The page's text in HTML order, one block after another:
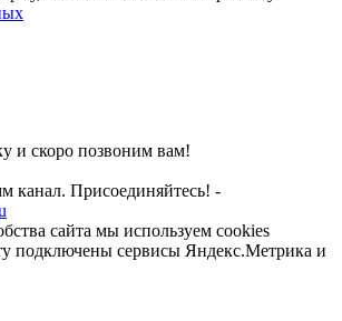
и скоро позвоним вам!
канал. Присоединяйтесь! -
сайта мы используем cookies
подключены сервисы Яндекс.Метрика и